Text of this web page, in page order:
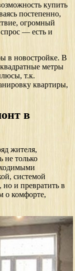
купить
постепенно,
огромный
— есть и
в новостройке. В
метры
т.к.
квартиры,
в
жителя,
не только
системой
и превратить в
о комфорте,